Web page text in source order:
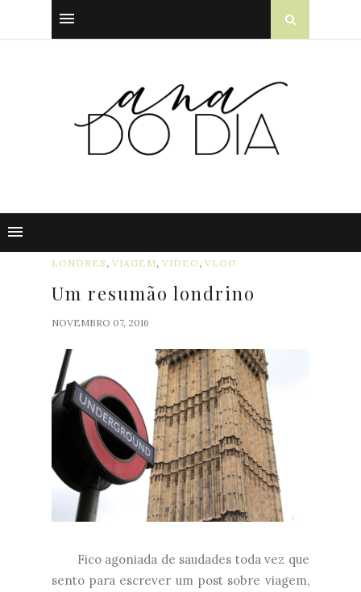
LONDRES , VIAGEM, VIDEO , VLOG
Um resumão londrino
NOVEMBRO 07, 2016
Fico agoniada de saudades toda vez que
sento para escrever um post sobre viagem,